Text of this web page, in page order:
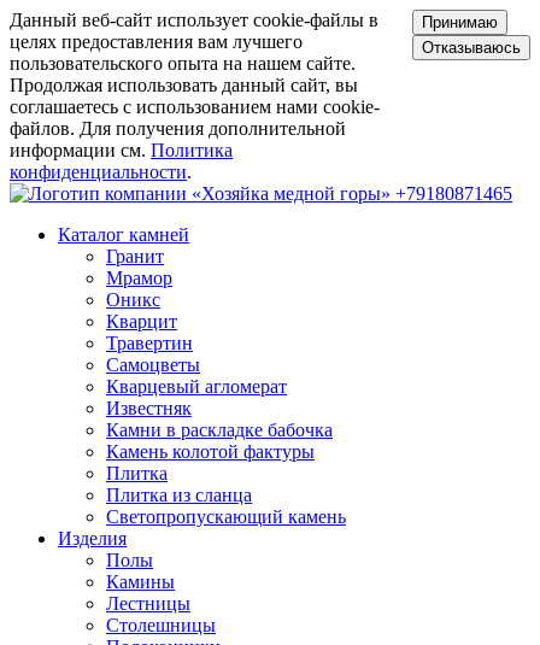
Данный веб-сайт использует cookie-файлы в
целях предоставления вам лучшего
пользовательского опыта на нашем сайте.
Продолжая использовать данный сайт, вы
соглашаетесь с использованием нами cookie-
файлов. Для получения дополнительной
информации см. Политика
конфиденциальности.
Принимаю
Отказываюсь
+79180871465
Каталог камней
Гранит
Мрамор
Оникс
Кварцит
Травертин
Самоцветы
Кварцевый агломерат
Известняк
Камни в раскладке бабочка
Камень колотой фактуры
Плитка
Плитка из сланца
Светопропускающий камень
Изделия
Полы
Камины
Лестницы
Столешницы